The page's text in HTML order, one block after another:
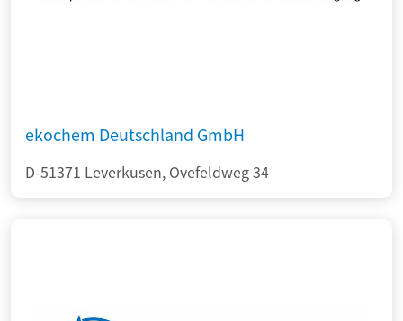
ekochem Deutschland GmbH
D-51371 Leverkusen, Ovefeldweg 34